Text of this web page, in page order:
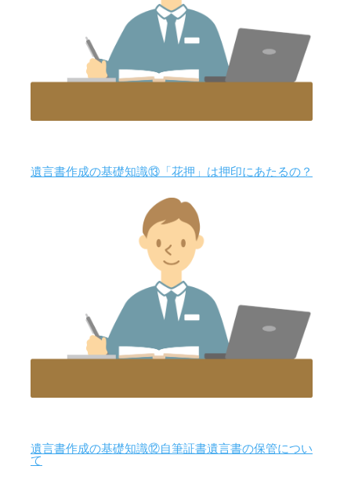
遺言書作成の基礎知識⑬「花押」は押印にあたるの？
遺言書作成の基礎知識⑫自筆証書遺言書の保管につい
て